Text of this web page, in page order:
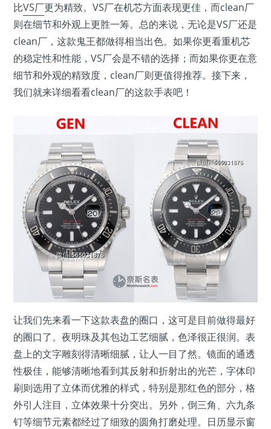
比VS厂更为精致。VS厂在机芯方面表现更佳，而clean厂
则在细节和外观上更胜一筹。总的来说，无论是VS厂还是
clean厂，这款鬼王都做得相当出色。如果你更看重机芯
的稳定性和性能，VS厂会是不错的选择；而如果你更在意
细节和外观的精致度，clean厂则更值得推荐。接下来，
我们就来详细看看clean厂的这款手表吧！
让我们先来看一下这款表盘的圈口，这可是目前做得最好
的圈口了。夜明珠及其包边工艺细腻，色泽很正很润。表
盘上的文字雕刻得清晰细腻，让人一目了然。镜面的通透
性极佳，能够清晰地看到其反射和折射出的光芒，字体印
刷则选用了立体而优雅的样式，特别是那红色的部分，格
外引人注目，立体效果十分突出。另外，倒三角、六九条
钉等细节元素都经过了细致的圆角打磨处理。日历显示窗